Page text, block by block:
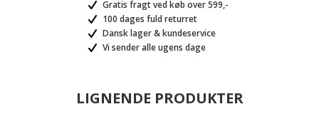
Gratis fragt ved køb over 599,-
100 dages fuld returret
Dansk lager & kundeservice
Vi sender alle ugens dage
LIGNENDE PRODUKTER